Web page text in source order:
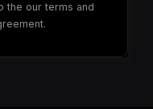
the our terms and